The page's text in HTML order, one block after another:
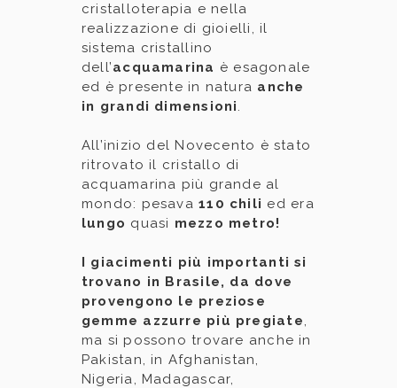
cristalloterapia e nella
realizzazione di gioielli, il
sistema cristallino
dell’acquamarina è esagonale
ed è presente in natura anche
in grandi dimensioni.
All’inizio del Novecento è stato
ritrovato il cristallo di
acquamarina più grande al
mondo: pesava 110 chili ed era
lungo quasi mezzo metro!
I giacimenti più importanti si
trovano in Brasile, da dove
provengono le preziose
gemme azzurre più pregiate,
ma si possono trovare anche in
Pakistan, in Afghanistan,
Nigeria, Madagascar,